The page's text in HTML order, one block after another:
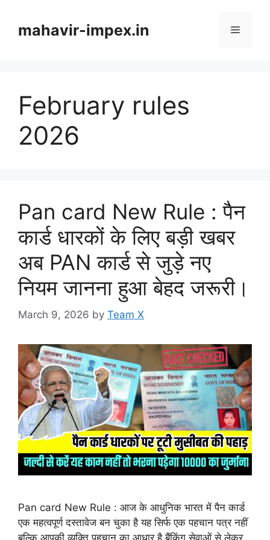
contentmahavir-impex.in Menu
February rules
2026
Pan card New Rule : पैन
कार्ड धारकों के लिए बड़ी खबर
अब PAN कार्ड से जुड़े नए
नियम जानना हुआ बेहद जरूरी।
March 9, 2026 by Team X
Pan card New Rule : आज के आधुनिक भारत में पैन कार्ड
एक महत्वपूर्ण दस्तावेज बन चुका है यह सिर्फ एक पहचान पत्र नहीं
बल्कि आपकी व्यक्ति पहचान का आधार है बैंकिंग सेवाओं से लेकर